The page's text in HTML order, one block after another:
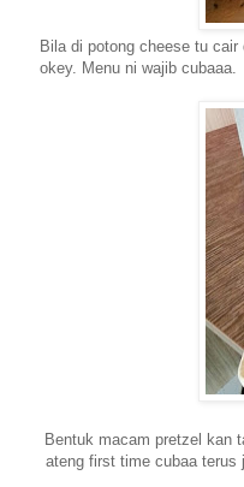
Bila di potong cheese tu
okey. Menu ni wajib cubaaa.
Bentuk macam pretzel kan
ateng first time cubaa terus